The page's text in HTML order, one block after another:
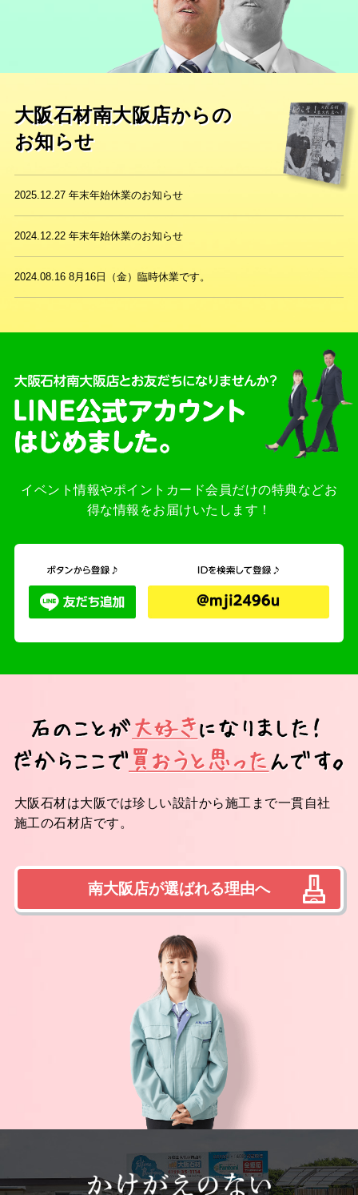
大阪石材南大阪店からの
お知らせ
2025.12.27 年末年始休業のお知らせ
2024.12.22 年末年始休業のお知らせ
2024.08.16 8月16日（金）臨時休業です。
イベント情報やポイントカード会員だけの特典などお
得な情報をお届けいたします！
大阪石材は大阪では珍しい設計から施工まで一貫自社
施工の石材店です。
南大阪店が選ばれる理由へ